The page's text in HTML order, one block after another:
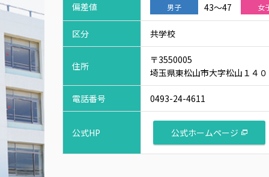
偏差値 男子 43～47 女
区分 共学校
住所
〒3550005
埼玉県東松山市大字松山１４
電話番号 0493-24-4611
公式HP 公式ホームページ